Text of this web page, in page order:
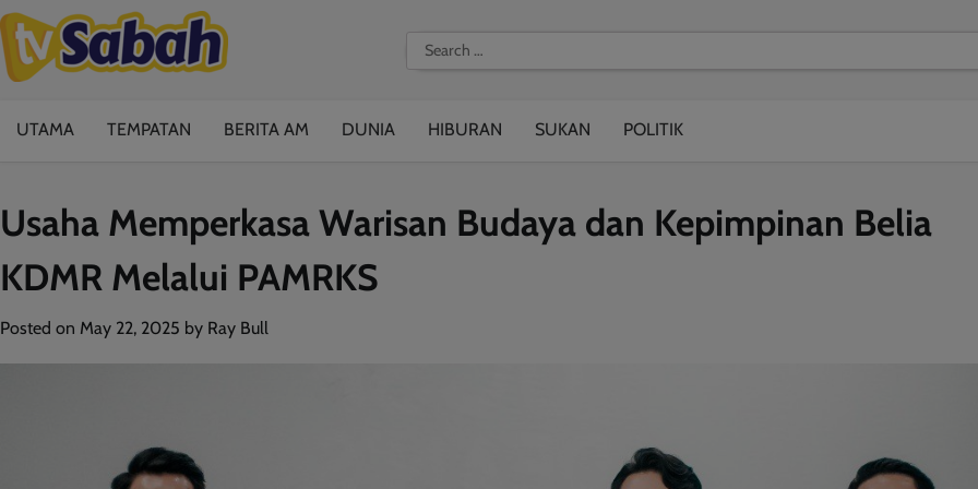
Skip
to
content
Search
for:
UTAMA TEMPATAN BERITA AM DUNIA HIBURAN SUKAN POLITIK
Usaha Memperkasa Warisan Budaya dan Kepimpinan Belia
KDMR Melalui PAMRKS
Posted on May 22, 2025 by Ray Bull